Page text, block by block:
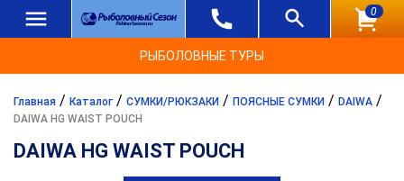
0
РЫБОЛОВНЫЕ ТУРЫ
Главная / Каталог / СУМКИ/РЮКЗАКИ / ПОЯСНЫЕ СУМКИ / DAIWA /
DAIWA HG WAIST POUCH
DAIWA HG WAIST POUCH